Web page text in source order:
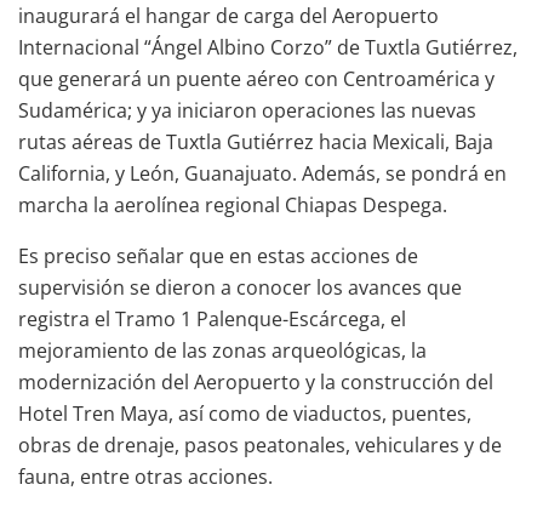
inaugurará el hangar de carga del Aeropuerto
Internacional “Ángel Albino Corzo” de Tuxtla Gutiérrez,
que generará un puente aéreo con Centroamérica y
Sudamérica; y ya iniciaron operaciones las nuevas
rutas aéreas de Tuxtla Gutiérrez hacia Mexicali, Baja
California, y León, Guanajuato. Además, se pondrá en
marcha la aerolínea regional Chiapas Despega.
Es preciso señalar que en estas acciones de
supervisión se dieron a conocer los avances que
registra el Tramo 1 Palenque-Escárcega, el
mejoramiento de las zonas arqueológicas, la
modernización del Aeropuerto y la construcción del
Hotel Tren Maya, así como de viaductos, puentes,
obras de drenaje, pasos peatonales, vehiculares y de
fauna, entre otras acciones.